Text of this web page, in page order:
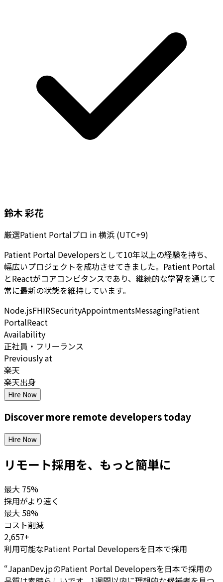
鈴木 彩花
厳選Patient Portalプロ in横浜 (UTC+9)
Patient Portal Developersとして10年以上の経験を持ち、
幅広いプロジェクトを成功させてきました。Patient Portal
とReactがコアコンピタンスであり、継続的な学習を通じて
常に最新の状態を維持しています。
Node.jsFHIRSecurityAppointmentsMessagingPatient
PortalReact
Availability
正社員・フリーランス
Previously at
楽天
楽天出身
Hire Now
Discover more remote developerstoday
Hire Now
リモート採用を、もっと簡単に
最大 75%
採用がより速く
最大 58%
コスト削減
2,657+
利用可能なPatient Portal Developersを日本で採用
“JapanDev.jpのPatient Portal Developersを日本で採用の